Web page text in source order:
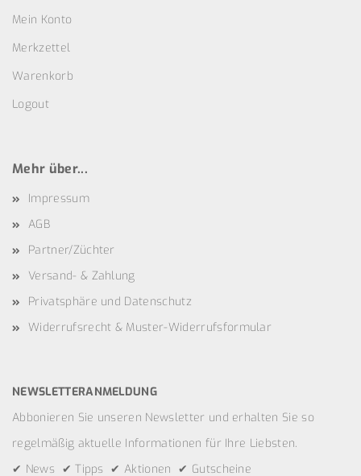
Mein Konto
Merkzettel
Warenkorb
Logout
Mehr über...
Impressum
AGB
Partner/Züchter
Versand- & Zahlung
Privatsphäre und Datenschutz
Widerrufsrecht & Muster-Widerrufsformular
NEWSLETTERANMELDUNG
Abbonieren Sie unseren Newsletter und erhalten Sie so
regelmäßig aktuelle Informationen für Ihre Liebsten.
✔ News ✔ Tipps ✔ Aktionen ✔ Gutscheine